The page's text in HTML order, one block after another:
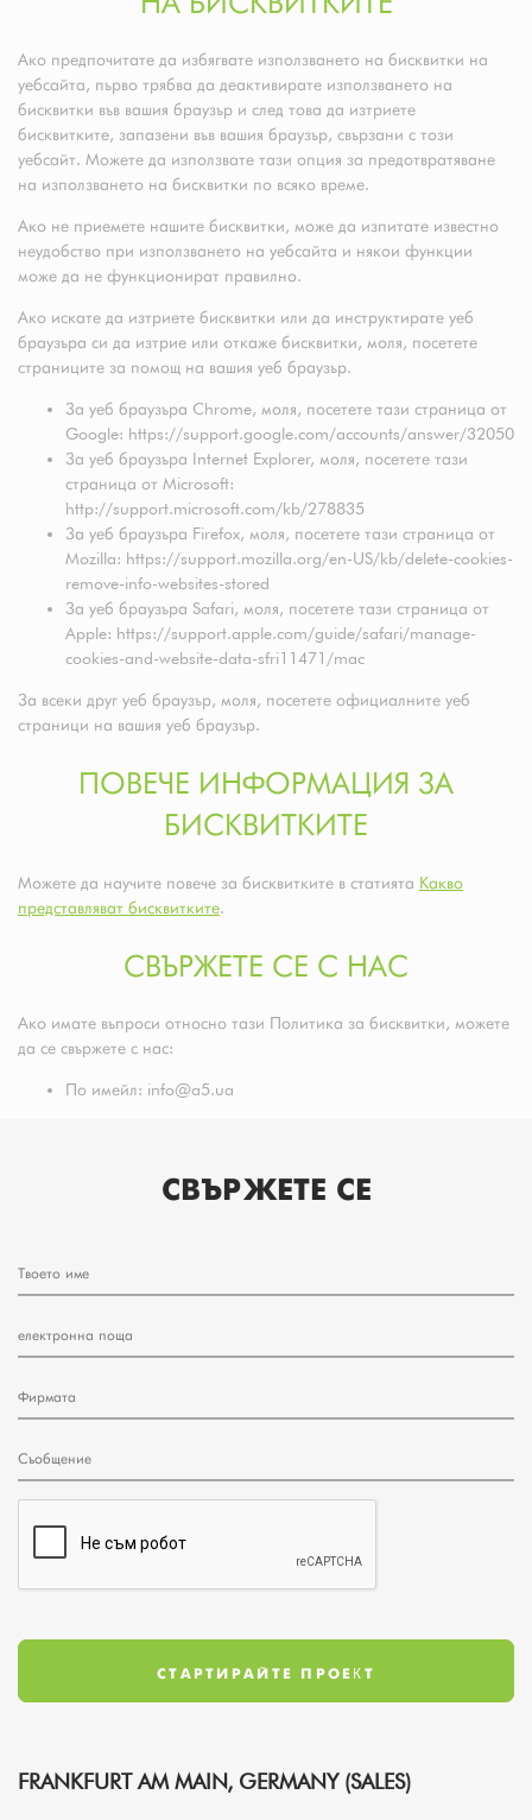
Ако предпочитате да избягвате използването на бисквитки на
уебсайта, първо трябва да деактивирате използването на
бисквитки във вашия браузър и след това да изтриете
бисквитките, запазени във вашия браузър, свързани с този
уебсайт. Можете да използвате тази опция за предотвратяване
на използването на бисквитки по всяко време.
Ако не приемете нашите бисквитки, може да изпитате известно
неудобство при използването на уебсайта и някои функции
може да не функционират правилно.
Ако искате да изтриете бисквитки или да инструктирате уеб
браузъра си да изтрие или откаже бисквитки, моля, посетете
страниците за помощ на вашия уеб браузър.
За уеб браузъра Chrome, моля, посетете тази страница от
Google: https://support.google.com/accounts/answer/32050
За уеб браузъра Internet Explorer, моля, посетете тази
страница от Microsoft:
http://support.microsoft.com/kb/278835
За уеб браузъра Firefox, моля, посетете тази страница от
Mozilla: https://support.mozilla.org/en-US/kb/delete-cookies-
remove-info-websites-stored
За уеб браузъра Safari, моля, посетете тази страница от
Apple: https://support.apple.com/guide/safari/manage-
cookies-and-website-data-sfri11471/mac
За всеки друг уеб браузър, моля, посетете официалните уеб
страници на вашия уеб браузър.
ПОВЕЧЕ ИНФОРМАЦИЯ ЗА
БИСКВИТКИТЕ
Можете да научите повече за бисквитките в статията Какво
представляват бисквитките.
СВЪРЖЕТЕ СЕ С НАС
Ако имате въпроси относно тази Политика за бисквитки, можете
да се свържете с нас:
По имейл: info@a5.ua
СВЪРЖЕТЕ СЕ
FRANKFURT AM MAIN, GERMANY (SALES)